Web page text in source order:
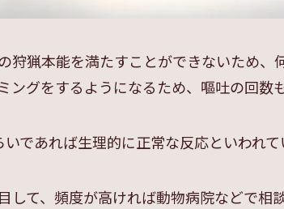
狩猟本能を満たすことができないため、
ングをするようになるため、嘔吐の回数
であれば生理的に正常な反応といわれて
して、頻度が高ければ動物病院などで相